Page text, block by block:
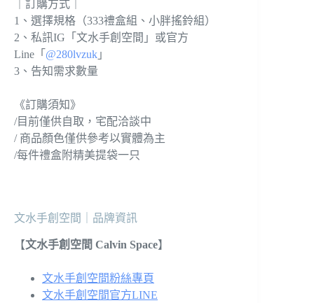
｜訂購方式｜
1、選擇規格（333禮盒組、小胖搖鈴組）
2、私訊IG「文水手創空間」或官方
Line「 @280lvzuk 」
3、告知需求數量
《訂購須知》
/目前僅供自取，宅配洽談中
/ 商品顏色僅供參考以實體為主
/每件禮盒附精美提袋一只
文水手創空間｜品牌資訊
【文水手創空間 Calvin Space】
文水手創空間粉絲專頁
文水手創空間官方LINE